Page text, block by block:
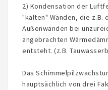
2) Kondensation der
"kalten" Wänden, die z.B.
Außenwänden bei
angebrachten
entsteht. (z.B.
Das
hauptsächlich von drei